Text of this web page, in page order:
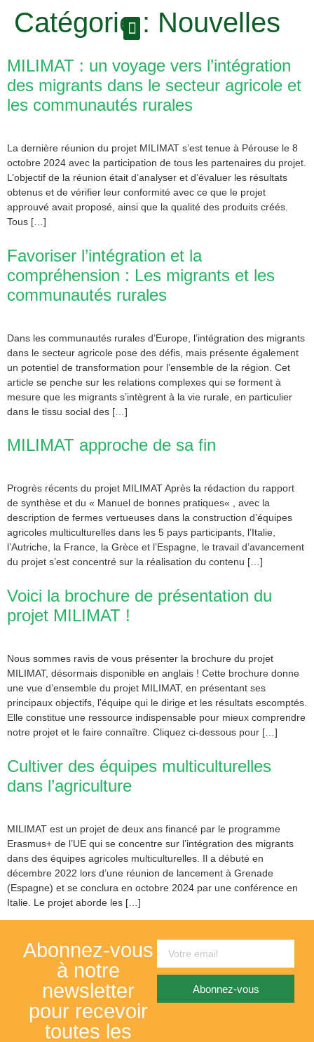
Catégorie : Nouvelles
MILIMAT : un voyage vers l’intégration
des migrants dans le secteur agricole et
les communautés rurales
La dernière réunion du projet MILIMAT s’est tenue à Pérouse le 8
octobre 2024 avec la participation de tous les partenaires du projet.
L’objectif de la réunion était d’analyser et d’évaluer les résultats
obtenus et de vérifier leur conformité avec ce que le projet
approuvé avait proposé, ainsi que la qualité des produits créés.
Tous […]
Favoriser l’intégration et la
compréhension : Les migrants et les
communautés rurales
Dans les communautés rurales d’Europe, l’intégration des migrants
dans le secteur agricole pose des défis, mais présente également
un potentiel de transformation pour l’ensemble de la région. Cet
article se penche sur les relations complexes qui se forment à
mesure que les migrants s’intègrent à la vie rurale, en particulier
dans le tissu social des […]
MILIMAT approche de sa fin
Progrès récents du projet MILIMAT Après la rédaction du rapport
de synthèse et du « Manuel de bonnes pratiques« , avec la
description de fermes vertueuses dans la construction d’équipes
agricoles multiculturelles dans les 5 pays participants, l’Italie,
l’Autriche, la France, la Grèce et l’Espagne, le travail d’avancement
du projet s’est concentré sur la réalisation du contenu […]
Voici la brochure de présentation du
projet MILIMAT !
Nous sommes ravis de vous présenter la brochure du projet
MILIMAT, désormais disponible en anglais ! Cette brochure donne
une vue d’ensemble du projet MILIMAT, en présentant ses
principaux objectifs, l’équipe qui le dirige et les résultats escomptés.
Elle constitue une ressource indispensable pour mieux comprendre
notre projet et le faire connaître. Cliquez ci-dessous pour […]
Cultiver des équipes multiculturelles
dans l’agriculture
MILIMAT est un projet de deux ans financé par le programme
Erasmus+ de l’UE qui se concentre sur l’intégration des migrants
dans des équipes agricoles multiculturelles. Il a débuté en
décembre 2022 lors d’une réunion de lancement à Grenade
(Espagne) et se conclura en octobre 2024 par une conférence en
Italie. Le projet aborde les […]
Abonnez-vous
à notre
newsletter
pour recevoir
toutes les
Abonnez-vous